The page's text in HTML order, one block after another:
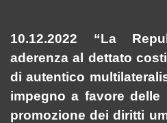
10.12.2022 “La
aderenza al dettato
di autentico
impegno a favore
promozione dei diritti